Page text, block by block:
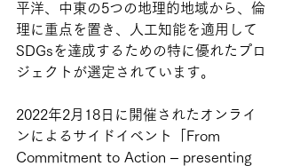
平洋、中東の5つの地理的地域から、倫
理に重点を置き、人工知能を適用して
SDGsを達成するための特に優れたプロ
ジェクトが選定されています。
2022年2月18日に開催されたオンライ
ンによるサイドイベント「From
Commitment to Action – presenting